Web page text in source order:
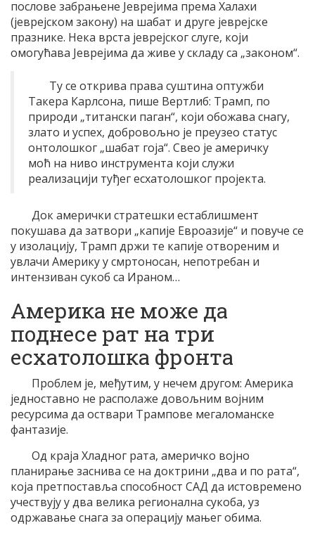
послове забрањене Јеврејима према Халахи
(јеврејском закону) на шабат и друге јеврејске
празнике. Нека врста јеврејског слуге, који
омогућава Јеврејима да живе у складу са „законом“.
Ту се открива права суштина оптужби
Такера Карлсона, пише Вертлиб: Трамп, по
природи „титански паган“, који обожава снагу,
злато и успех, добровољно је преузео статус
онтолошког „шабат гоја“. Свео је америчку
моћ на ниво инструмента који служи
реализацији туђег есхатолошког пројекта.
Док амерички стратешки естаблишмент
покушава да затвори „капије Евроазије“ и повуче се
у изолацију, Трамп држи те капије отвореним и
увлачи Америку у смртоносан, непотребан и
интензиван сукоб са Ираном…
Америка не може да
поднесе рат на три
есхатолошка фронта
Проблем је, међутим, у нечем другом: Америка
једноставно не располаже довољним војним
ресурсима да оствари Трампове мегаломанске
фантазије.
Од краја Хладног рата, америчко војно
планирање заснива се на доктрини „два и по рата“,
која претпоставља способност САД да истовремено
учествују у два велика регионална сукоба, уз
одржавање снага за операцију мањег обима.